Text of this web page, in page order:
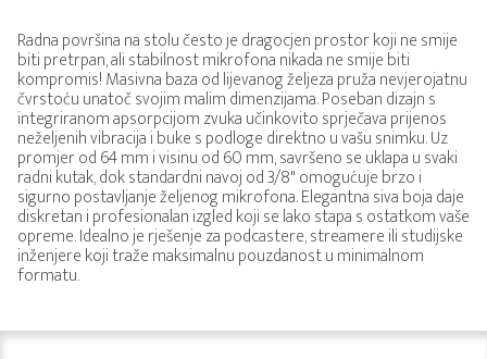
Radna površina na stolu često je dragocjen prostor koji ne smije
biti pretrpan, ali stabilnost mikrofona nikada ne smije biti
kompromis! Masivna baza od lijevanog željeza pruža nevjerojatnu
čvrstoću unatoč svojim malim dimenzijama. Poseban dizajn s
integriranom apsorpcijom zvuka učinkovito sprječava prijenos
neželjenih vibracija i buke s podloge direktno u vašu snimku. Uz
promjer od 64 mm i visinu od 60 mm, savršeno se uklapa u svaki
radni kutak, dok standardni navoj od 3/8" omogućuje brzo i
sigurno postavljanje željenog mikrofona. Elegantna siva boja daje
diskretan i profesionalan izgled koji se lako stapa s ostatkom vaše
opreme. Idealno je rješenje za podcastere, streamere ili studijske
inženjere koji traže maksimalnu pouzdanost u minimalnom
formatu.